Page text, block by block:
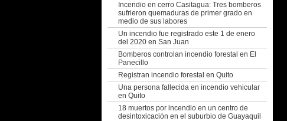
Incendio en cerro Casitagua: Tres bomberos
sufrieron quemaduras de primer grado en
medio de sus labores
Un incendio fue registrado este 1 de enero
del 2020 en San Juan
Bomberos controlan incendio forestal en El
Panecillo
Registran incendio forestal en Quito
Una persona fallecida en incendio vehicular
en Quito
18 muertos por incendio en un centro de
desintoxicación en el suburbio de Guayaquil